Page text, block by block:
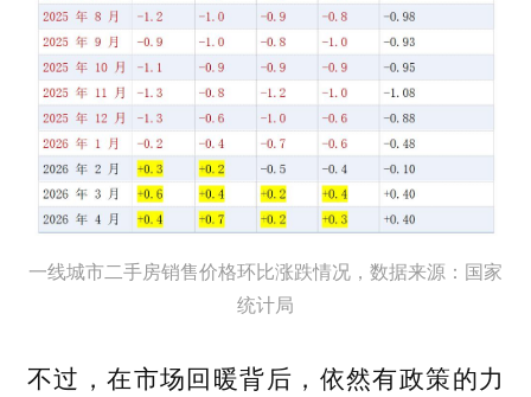
一线城市二手房销售价格环比涨跌情况，数据来源：国家
统计局
不过，在市场回暖背后，依然有政策的力